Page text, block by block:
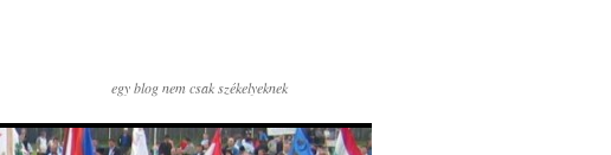
egy blog nem csak székelyeknek